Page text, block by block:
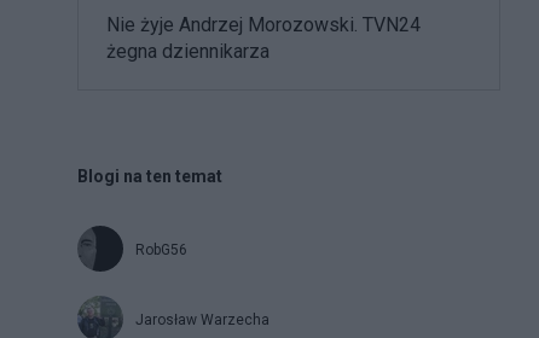
Nie żyje Andrzej Morozowski. TVN24
żegna dziennikarza
Blogi na ten temat
RobG56
Jarosław Warzecha